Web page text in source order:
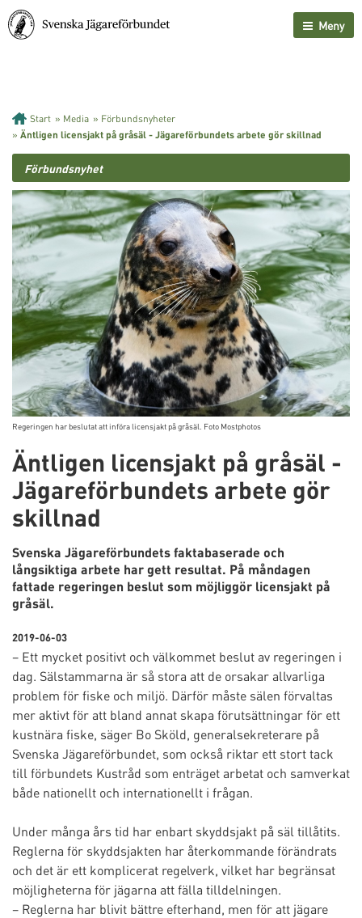
Meny
Start » Media » Förbundsnyheter
» Äntligen licensjakt på gråsäl - Jägareförbundets arbete gör skillnad
Förbundsnyhet
Regeringen har beslutat att införa licensjakt på gråsäl. Foto Mostphotos
Äntligen licensjakt på gråsäl -
Jägareförbundets arbete gör
skillnad
Svenska Jägareförbundets faktabaserade och
långsiktiga arbete har gett resultat. På måndagen
fattade regeringen beslut som möjliggör licensjakt på
gråsäl.
2019-06-03
– Ett mycket positivt och välkommet beslut av regeringen i
dag. Sälstammarna är så stora att de orsakar allvarliga
problem för fiske och miljö. Därför måste sälen förvaltas
mer aktivt för att bland annat skapa förutsättningar för ett
kustnära fiske, säger Bo Sköld, generalsekreterare på
Svenska Jägareförbundet, som också riktar ett stort tack
till förbundets Kustråd som enträget arbetat och samverkat
både nationellt och internationellt i frågan.
Under många års tid har enbart skyddsjakt på säl tillåtits.
Reglerna för skyddsjakten har återkommande förändrats
och det är ett komplicerat regelverk, vilket har begränsat
möjligheterna för jägarna att fälla tilldelningen.
– Reglerna har blivit bättre efterhand, men för att jägare